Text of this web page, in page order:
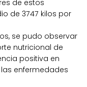
de estos
de 3747 kilos por
se pudo observar
nutricional de
positiva en
enfermedades